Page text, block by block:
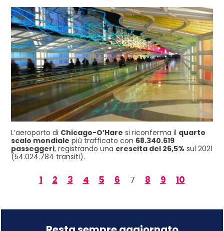
L’aeroporto di Chicago-O’Hare si riconferma il quarto
scalo mondiale più trafficato con 68.340.619
passeggeri, registrando una crescita del 26,5% sul 2021
(54.024.784 transiti).
1 2 3 4 5 6 7 8 9 10